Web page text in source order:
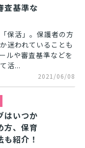
査基準な
保活」。保護者の方
迷われていることも
ルや審査基準などを
活...
2021/06/08
はいつか
方、保育
紹介！